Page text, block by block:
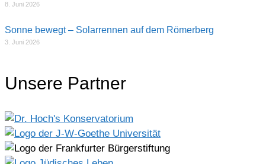
8. Juni 2026
Sonne bewegt – Solarrennen auf dem Römerberg
3. Juni 2026
Unsere Partner